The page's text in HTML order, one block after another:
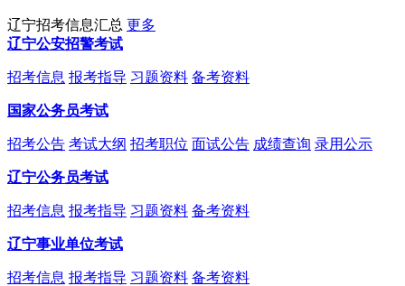
辽宁招考信息汇总 更多
辽宁公安招警考试
招考信息 报考指导 习题资料 备考资料
国家公务员考试
招考公告 考试大纲 招考职位 面试公告 成绩查询 录用公示
辽宁公务员考试
招考信息 报考指导 习题资料 备考资料
辽宁事业单位考试
招考信息 报考指导 习题资料 备考资料